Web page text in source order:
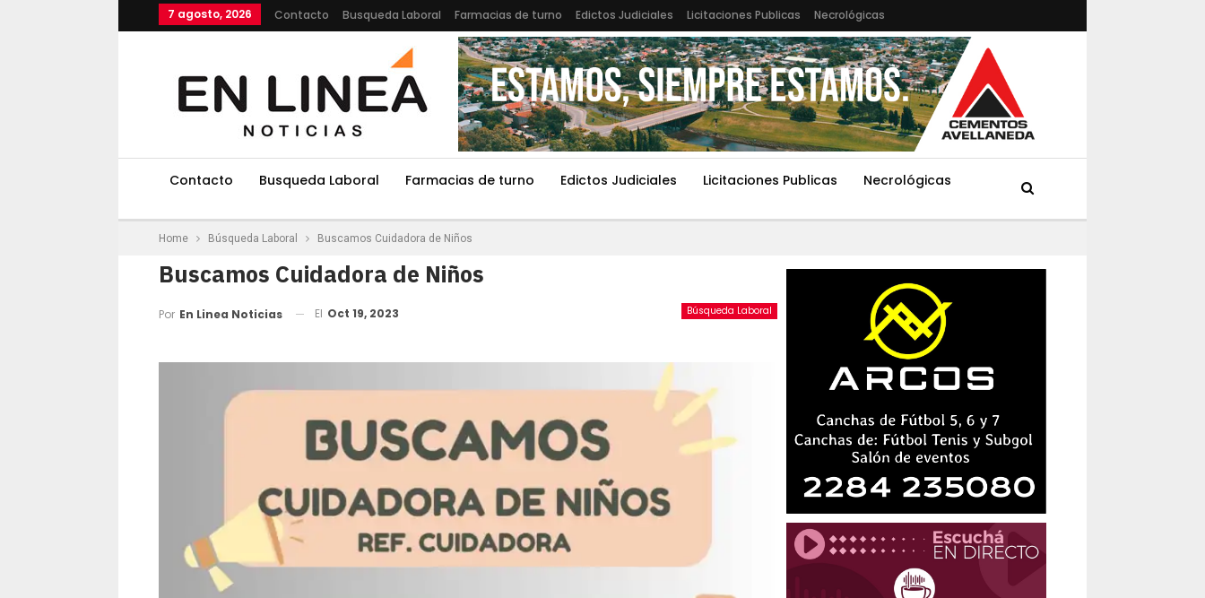
7 agosto, 2026 Contacto Busqueda Laboral Farmacias de turno Edictos Judiciales Licitaciones Publicas Necrológicas
Contacto Busqueda Laboral Farmacias de turno Edictos Judiciales Licitaciones Publicas Necrológicas
Home Búsqueda Laboral Buscamos Cuidadora de Niños
Buscamos Cuidadora de Niños
Búsqueda Laboral
Por En Linea Noticias El Oct 19, 2023